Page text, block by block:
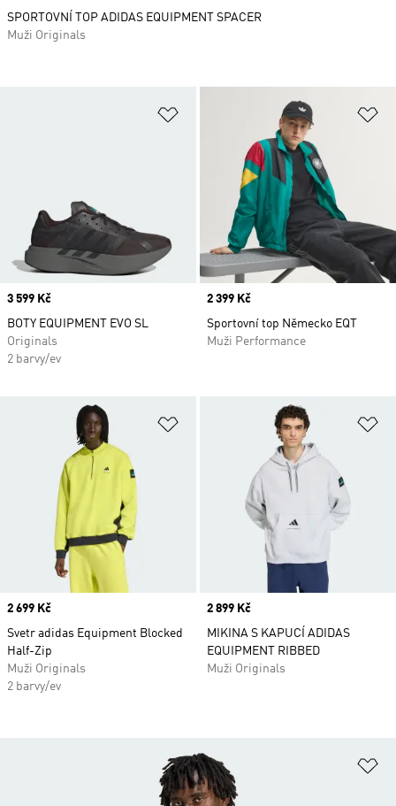
Přidat do seznamu přání
Price
3 599 Kč
BOTY EQUIPMENT EVO SL
Originals
2 barvy/ev
Price
2 399 Kč
Sportovní top Německo EQT
Muži Performance
Přidat do seznamu přání
Price
2 699 Kč
Svetr adidas Equipment Blocked
Half-Zip
Muži Originals
2 barvy/ev
Price
2 899 Kč
MIKINA S KAPUCÍ ADIDAS
EQUIPMENT RIBBED
Muži Originals
SPORTOVNÍ TOP ADIDAS EQUIPMENT SPACER
Muži Originals